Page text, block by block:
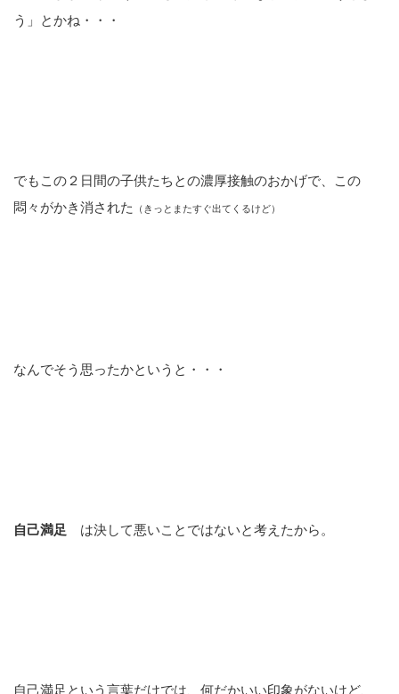
う」とかね・・・
でもこの２日間の子供たちとの濃厚接触のおかげで、この
悶々がかき消された
（きっとまたすぐ出てくるけど）
なんでそう思ったかというと・・・
自己満足 は決して悪いことではないと考えたから。
自己満足という言葉だけでは、何だかいい印象がないけど、